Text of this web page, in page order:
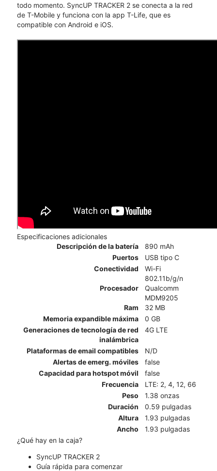
todo momento. SyncUP TRACKER 2 se conecta a la red
de T-Mobile y funciona con la app T-Life, que es
compatible con Android e iOS.
Especificaciones adicionales
Descripción de la batería
890 mAh
Puertos
USB tipo C
Conectividad
Wi-Fi
802.11b/g/n
Procesador
Qualcomm
MDM9205
Ram
32 MB
Memoria expandible máxima
0 GB
Generaciones de tecnología de red
inalámbrica
4G LTE
Plataformas de email compatibles
N/D
Alertas de emerg. móviles
false
Capacidad para hotspot móvil
false
Frecuencia
LTE: 2, 4, 12, 66
Peso
1.38 onzas
Duración
0.59 pulgadas
Altura
1.93 pulgadas
Ancho
1.93 pulgadas
¿Qué hay en la caja?
SyncUP TRACKER 2
Guía rápida para comenzar